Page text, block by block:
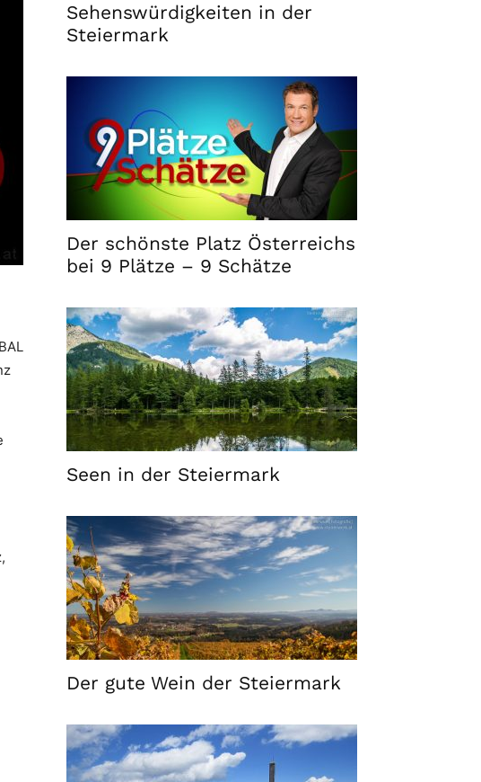
Sehenswürdigkeiten in der
Steiermark
Der schönste Platz Österreichs
bei 9 Plätze – 9 Schätze
Seen in der Steiermark
Der gute Wein der Steiermark